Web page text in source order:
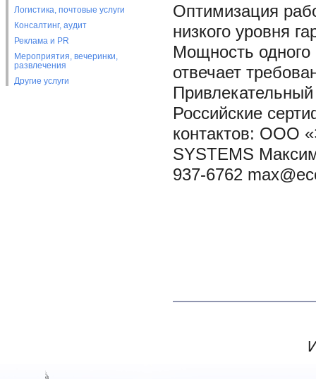
Логистика, почтовые услуги
Консалтинг, аудит
Реклама и PR
Мероприятия, вечеринки,
развлечения
Другие услуги
Оптимизация
низкого уровня
Мощность
отвечает
Российские
контактов: ООО
SYSTEMS
937-6762